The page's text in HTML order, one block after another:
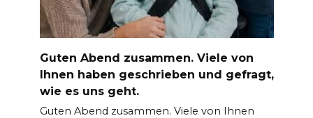
Guten Abend zusammen. Viele von
Ihnen haben geschrieben und gefragt,
wie es uns geht.
Guten Abend zusammen. Viele von Ihnen